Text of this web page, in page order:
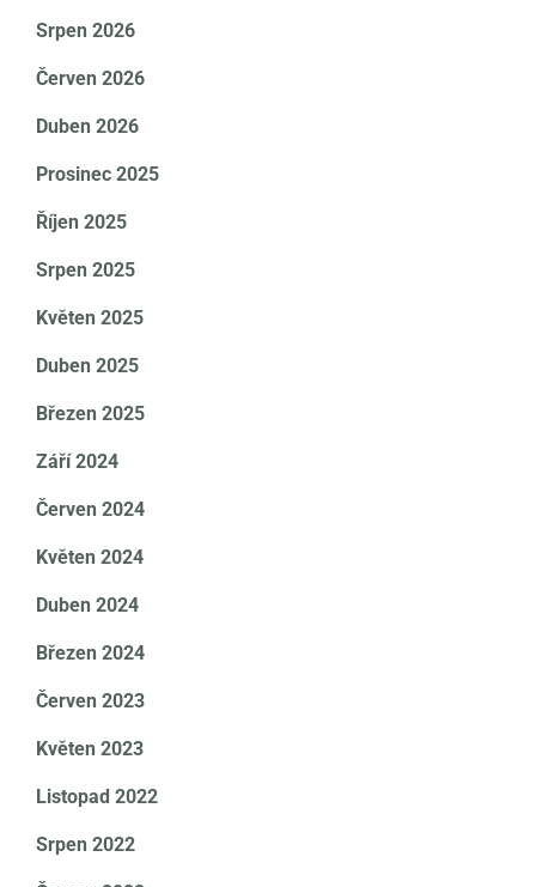
Srpen 2026
Červen 2026
Duben 2026
Prosinec 2025
Říjen 2025
Srpen 2025
Květen 2025
Duben 2025
Březen 2025
Září 2024
Červen 2024
Květen 2024
Duben 2024
Březen 2024
Červen 2023
Květen 2023
Listopad 2022
Srpen 2022